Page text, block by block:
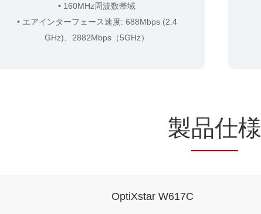
• 160MHz周波数帯域
• エアインターフェース速度: 688Mbps (2.4
GHz)、2882Mbps（5GHz）
製品仕様
OptiXstar W617C